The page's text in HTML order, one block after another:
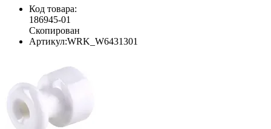
Код товара:
186945-01
Скопирован
Артикул:WRK_W6431301